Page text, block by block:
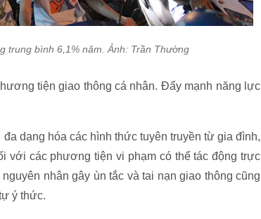
trung bình 6,1% năm. Ảnh: Trần Thường
tiện giao thông cá nhân. Đẩy mạnh năng lực
dạng hóa các hình thức tuyên truyền từ gia đình,
với các phương tiện vi phạm có thể tác động trực
nhân gây ùn tắc và tai nạn giao thông cũng
ý thức.